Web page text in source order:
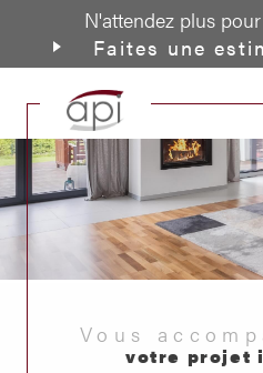
N'attendez plus
Faites une
Vous
votre projet